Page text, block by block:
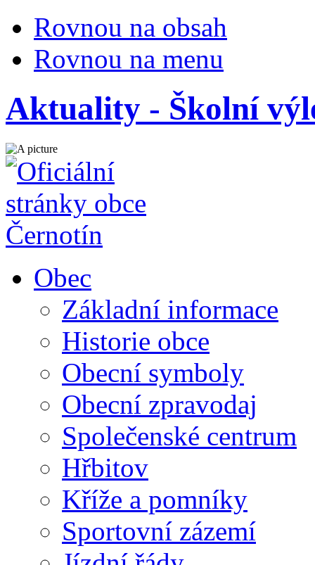
Rovnou na obsah
Rovnou na menu
Aktuality - Školní
Obec
Základní informace
Historie obce
Obecní symboly
Obecní zpravodaj
Společenské centrum
Hřbitov
Kříže a pomníky
Sportovní zázemí